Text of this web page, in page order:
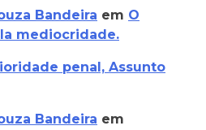
Bandeira em O
mediocridade.
penal, Assunto
Bandeira em